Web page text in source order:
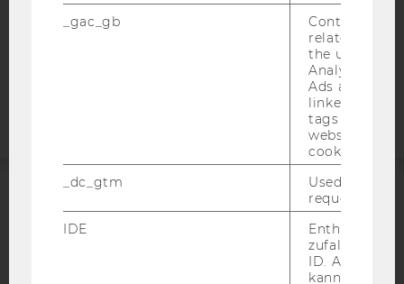
COOKIE EINSTELLUNGEN
Barrierefreiheitserklärung
ACCREDITED BY:
_gac_gb
Contains
related
the user. If
Analytics and
Ads accounts
linked, the
tags on the
website read
cookie.
_dc_gtm
Used to
request rate.
IDE
Enthält eine
ID. Anhand
kann Google